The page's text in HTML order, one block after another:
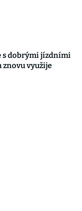
s dobrými jízdními
využije